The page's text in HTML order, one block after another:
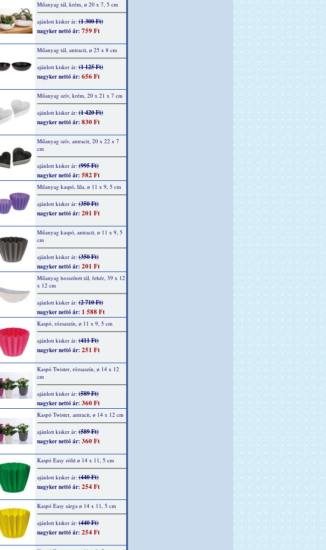
Műanyag tál, krém, ø 20 x 7, 5 cm
ajánlott kisker ár:(1 300 Ft)
nagyker nettó ár: 759 Ft
Műanyag tál, antracit, ø 25 x 8 cm
ajánlott kisker ár:(1 125 Ft)
nagyker nettó ár: 656 Ft
Műanyag szív, krém, 20 x 21 x 7 cm
ajánlott kisker ár:(1 420 Ft)
nagyker nettó ár: 830 Ft
Műanyag szív, antracit, 20 x 22 x 7
cm
ajánlott kisker ár:(995 Ft)
nagyker nettó ár: 582 Ft
Műanyag kaspó, lila, ø 11 x 9, 5 cm
ajánlott kisker ár:(350 Ft)
nagyker nettó ár: 201 Ft
Műanyag kaspó, antracit, ø 11 x 9, 5
cm
ajánlott kisker ár:(350 Ft)
nagyker nettó ár: 201 Ft
Műanyag hosszított tál, fehér, 39 x 12
x 12 cm
ajánlott kisker ár:(2 710 Ft)
nagyker nettó ár: 1 588 Ft
Kaspó, rózsaszín, ø 11 x 9, 5 cm
ajánlott kisker ár:(411 Ft)
nagyker nettó ár: 251 Ft
Kaspó Twister, rózsaszín, ø 14 x 12
cm
ajánlott kisker ár:(589 Ft)
nagyker nettó ár: 360 Ft
Kaspó Twister, antracit, ø 14 x 12 cm
ajánlott kisker ár:(589 Ft)
nagyker nettó ár: 360 Ft
Kaspó Easy zöld ø 14 x 11, 5 cm
ajánlott kisker ár:(440 Ft)
nagyker nettó ár: 254 Ft
Kaspó Easy sárga ø 14 x 11, 5 cm
ajánlott kisker ár:(440 Ft)
nagyker nettó ár: 254 Ft